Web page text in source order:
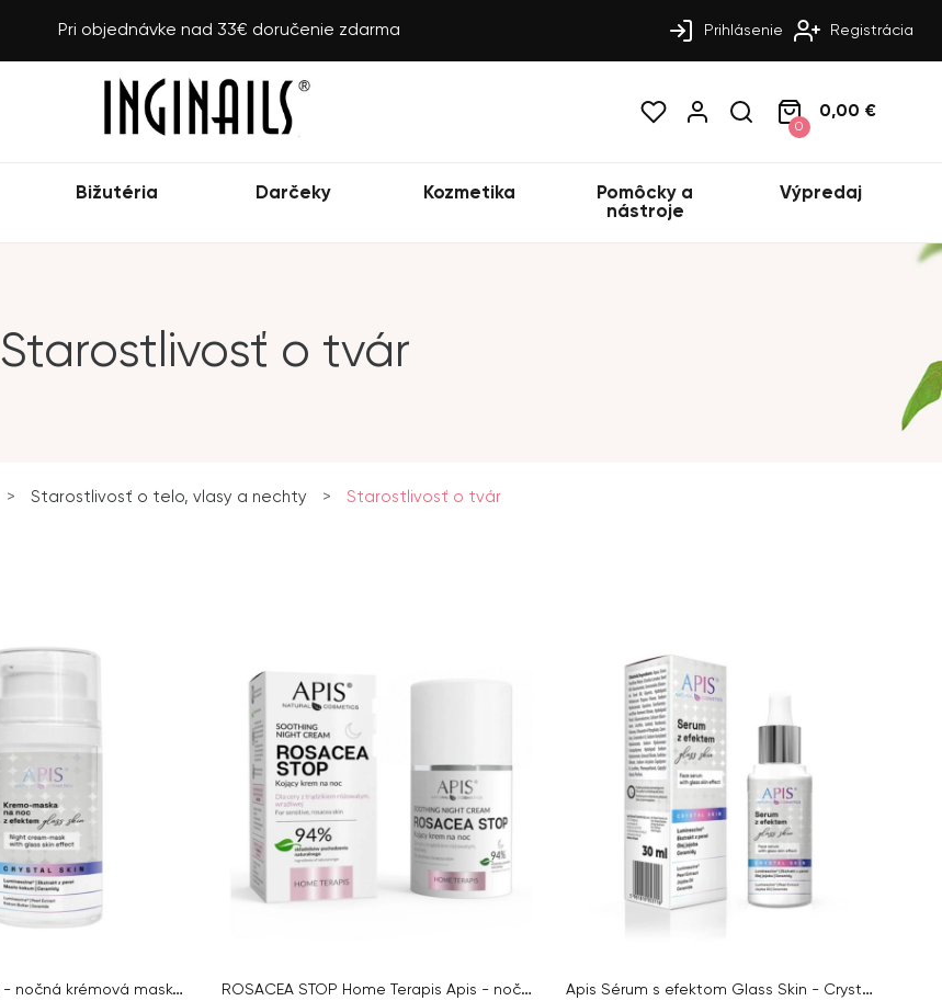
Pri objednávke nad 33€ doručenie zdarma Prihlásenie Registrácia
0
0,00 €
Bižutéria Darčeky Kozmetika
Pomôcky a
nástroje
Výpredaj
Starostlivosť o tvár
> Starostlivosť o telo, vlasy a nechty > Starostlivosť o tvár
Crystal Skin Apis - nočná krémová maska, 50 ml ROSACEA STOP Home Terapis Apis - nočný krém, 50 ml Apis Sérum s efektom Glass Skin - Crystal Skin, 30ml